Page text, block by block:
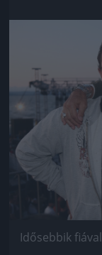
Idősebbik fiával